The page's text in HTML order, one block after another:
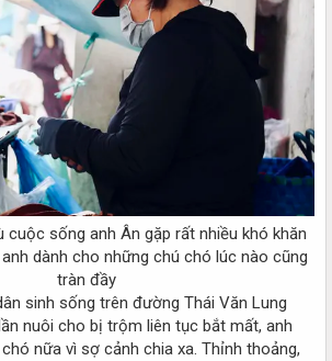
cuộc sống anh Ân gặp rất nhiều khó khăn
dành cho những chú chó lúc nào cũng
tràn đầy​
sinh sống trên đường Thái Văn Lung
nuôi cho bị trộm liên tục bắt mất, anh
nữa vì sợ cảnh chia xa. Thỉnh thoảng,